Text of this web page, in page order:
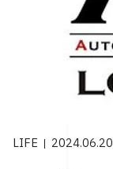
LIFE 2024.06.20